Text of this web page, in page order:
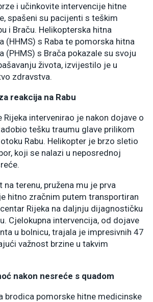
i učinkovite intervencije hitne
spašeni su pacijenti s teškim
i Braču. Helikopterska hitna
(HHMS) s Raba te pomorska hitna
(PHMS) s Brača pokazale su svoju
života, izvijestilo je u
zdravstva.
reakcija na Rabu
Rijeka intervenirao je nakon dojave o
tešku traumu glave prilikom
Rabu. Helikopter je brzo sletio
koji se nalazi u neposrednoj
terenu, pružena mu je prva
hitno zračnim putem transportiran
Rijeka na daljnju dijagnostičku
Cjelokupna intervencija, od dojave
u bolnicu, trajala je impresivnih 47
važnost brzine u takvim
nakon nesreće s quadom
brodica pomorske hitne medicinske